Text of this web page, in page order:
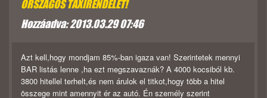
ORSZÁGOS TAXIRENDELET!
Hozzáadva: 2013.03.29 07:46
Azt kell,hogy mondjam 85%-ban igaza van! Szerintetek mennyi
BAR listás lenne ,ha ezt megszavaznák? A 4000 kocsiból kb.
3800 hitellel terhelt,és nem árulok el titkot,hogy több a hitel
összege mint amennyit ér az autó. Én személy szerint